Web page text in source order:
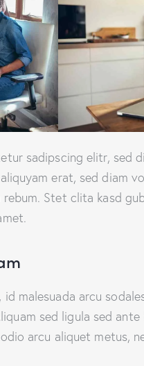
sadipscing elitr, sed
erat, sed diam
Stet clita kasd
malesuada arcu
sed ligula sed
arcu aliquet metus,